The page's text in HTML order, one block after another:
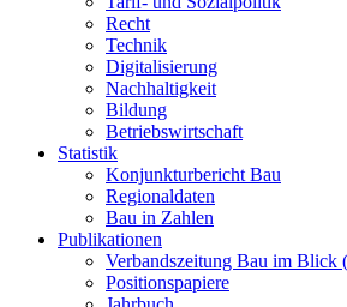
Recht
Technik
Digitalisierung
Nachhaltigkeit
Bildung
Betriebswirtschaft
Statistik
Konjunkturbericht Bau
Regionaldaten
Bau in Zahlen
Publikationen
Verbandszeitung Bau im Blick
Positionspapiere